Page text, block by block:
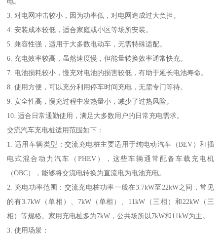
3. 对电网冲击较小，因为功率低，对电网造成过大负担。
4. 安装成本较低，适合家庭或小区等场所安装。
5. 兼容性强，适用于大多数电动车，无需特殊适配。
6. 充电效率较高，虽然速度慢，但能量转换效率通常快充。
7. 电池损耗较小，慢充对电池的损害较低，有助于延长电池寿命。
8. 使用方便，可以充分利用停车时间充电，无需专门等待。
9. 安全性高，慢充过程中发热量小，减少了过热风险。
10. 适合日常通勤使用，满足大多数用户的日常充电需求。
交流汽车充电桩适用范围如下：
1. 适用车辆类型：交流充电桩主要适用于纯电动汽车（BEV）和插
电式混合动力汽车（PHEV），这些车辆通常配备车载充电机
（OBC），能够将交流电转换为直流电为电池充电。
2. 充电功率范围：交流充电桩功率一般在3.7kW至22kW之间，常见
的有3.7kW（单相）、7kW（单相）、11kW（三相）和22kW（三
相）等规格。家用充电桩多为7kW，公共场所以7kW和11kW为主。
3. 使用场景：